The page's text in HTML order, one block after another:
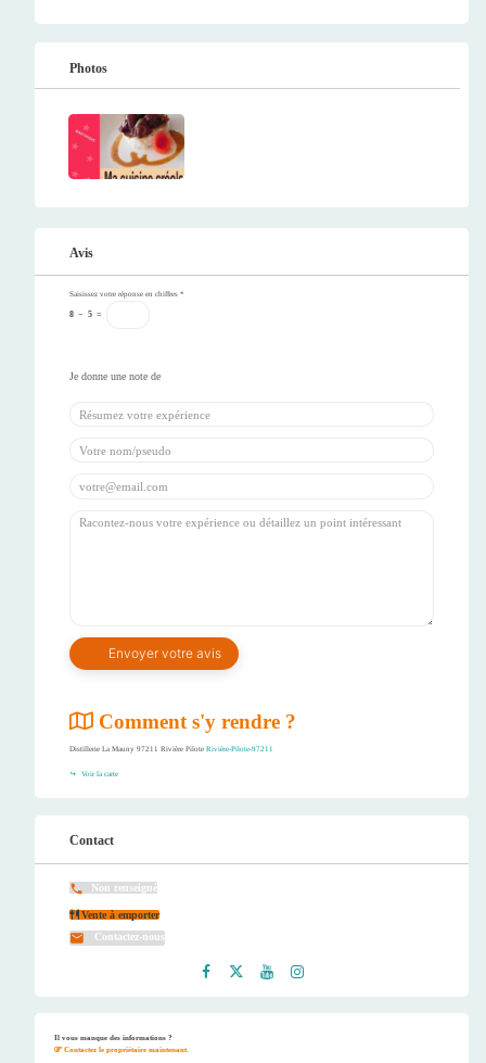
Photos
Avis
Saisissez votre réponse en chiffres *
8 − 5 =
Comment s'y rendre ?
Distillerie La Mauny 97211 Rivière Pilote Rivière-Pilote-97211
Voir la carte
Contact
Non renseigné
Vente à emporter
Contactez-nous
Il vous manque des informations ?
Contactez le propriétaire maintenant.